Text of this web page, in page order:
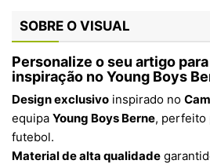
SOBRE O VISUAL
Personalize o seu artigo
inspiração no Young Boys
Design exclusivo inspirado no
equipa Young Boys Berne, perfeito
futebol.
Material de alta qualidade